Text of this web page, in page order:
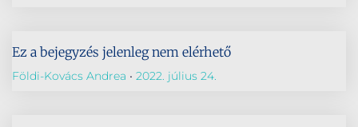
Ez a bejegyzés jelenleg nem elérhető
Földi-Kovács Andrea 2022. július 24.